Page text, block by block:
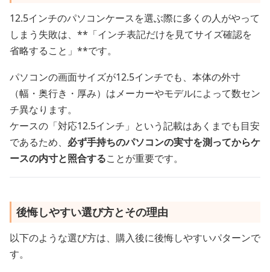
12.5インチのパソコンケースを選ぶ際に多くの人がやって
しまう失敗は、**「インチ表記だけを見てサイズ確認を
省略すること」**です。
パソコンの画面サイズが12.5インチでも、本体の外寸
（幅・奥行き・厚み）はメーカーやモデルによって数セン
チ異なります。
ケースの「対応12.5インチ」という記載はあくまでも目安
であるため、 必ず手持ちのパソコンの実寸を測ってからケ
ースの内寸と照合することが重要です。
後悔しやすい選び方とその理由
以下のような選び方は、購入後に後悔しやすいパターンで
す。